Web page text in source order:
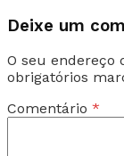
Deixe um
O seu endereço
obrigatórios
Comentário *